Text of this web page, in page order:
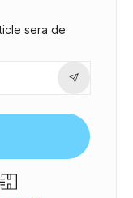
sera de